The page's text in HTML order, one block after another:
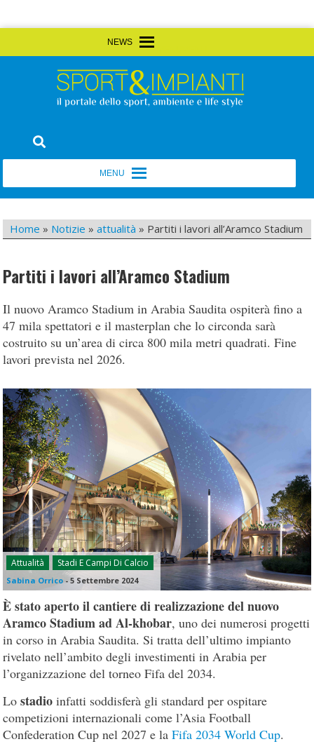
to
Sport&Impianti
Home » Notizie »attualità » Partiti i lavori all’Aramco Stadium
Partiti i lavori all’Aramco Stadium
Il nuovo Aramco Stadium in Arabia Saudita ospiterà fino a
47 mila spettatori e il masterplan che lo circonda sarà
costruito su un’area di circa 800 mila metri quadrati. Fine
lavori prevista nel 2026.
Attualità Stadi E Campi Di Calcio
Sabina Orrico -5 Settembre 2024
È stato aperto il cantiere di realizzazione del nuovo
Aramco Stadium ad Al-khobar, uno dei numerosi progetti
in corso in Arabia Saudita. Si tratta dell’ultimo impianto
rivelato nell’ambito degli investimenti in Arabia per
l’organizzazione del torneo Fifa del 2034.
Lostadio infatti soddisferà gli standard per ospitare
competizioni internazionali come l’Asia Football
Confederation Cup nel 2027 e laFifa 2034 World Cup.